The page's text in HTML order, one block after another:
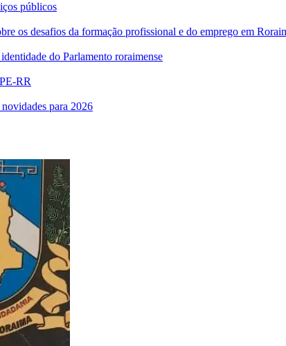
públicos
desafios da formação profissional e do emprego em
do Parlamento roraimense
RR
para 2026